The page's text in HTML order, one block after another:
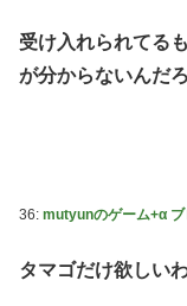
受け入れられてる
が分からないんだ
36: mutyunのゲーム+α ブ
タマゴだけ欲しい